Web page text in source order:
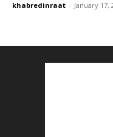
khabredinraat - January 17,